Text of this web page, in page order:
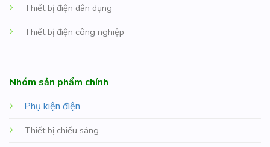
Thiết bị điện dân dụng
Thiết bị điện công nghiệp
Nhóm sản phẩm chính
Phụ kiện điện
Thiết bị chiếu sáng